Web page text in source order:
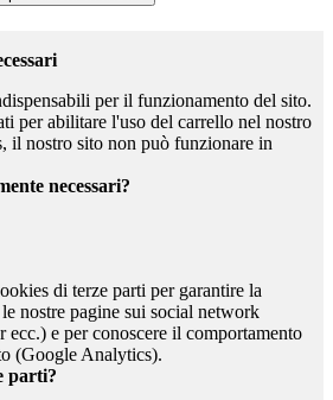
per il funzionamento del sito.
per abilitare l'uso del carrello nel nostro
il nostro sito non può funzionare in
necessari?
di terze parti per garantire la
nostre pagine sui social network
e per conoscere il comportamento
(Google Analytics).
parti?